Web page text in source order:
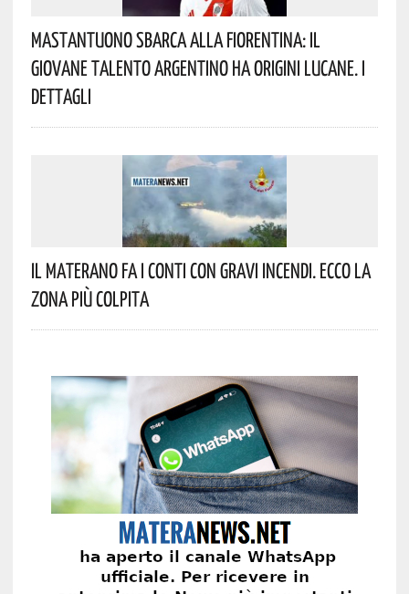
Mastantuono Sbarca Alla Fiorentina: Il
Giovane Talento Argentino Ha Origini Lucane. I
Dettagli
Il Materano Fa I Conti Con Gravi Incendi. Ecco La
Zona Più Colpita